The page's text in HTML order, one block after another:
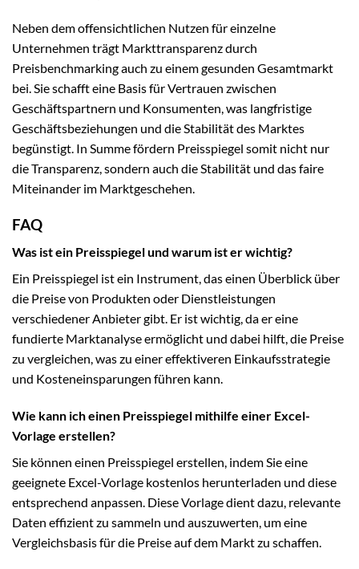
Neben dem offensichtlichen Nutzen für einzelne
Unternehmen trägt Markttransparenz durch
Preisbenchmarking auch zu einem gesunden Gesamtmarkt
bei. Sie schafft eine Basis für Vertrauen zwischen
Geschäftspartnern und Konsumenten, was langfristige
Geschäftsbeziehungen und die Stabilität des Marktes
begünstigt. In Summe fördern Preisspiegel somit nicht nur
die Transparenz, sondern auch die Stabilität und das faire
Miteinander im Marktgeschehen.
FAQ
Was ist ein Preisspiegel und warum ist er wichtig?
Ein Preisspiegel ist ein Instrument, das einen Überblick über
die Preise von Produkten oder Dienstleistungen
verschiedener Anbieter gibt. Er ist wichtig, da er eine
fundierte Marktanalyse ermöglicht und dabei hilft, die Preise
zu vergleichen, was zu einer effektiveren Einkaufsstrategie
und Kosteneinsparungen führen kann.
Wie kann ich einen Preisspiegel mithilfe einer Excel-
Vorlage erstellen?
Sie können einen Preisspiegel erstellen, indem Sie eine
geeignete Excel-Vorlage kostenlos herunterladen und diese
entsprechend anpassen. Diese Vorlage dient dazu, relevante
Daten effizient zu sammeln und auszuwerten, um eine
Vergleichsbasis für die Preise auf dem Markt zu schaffen.